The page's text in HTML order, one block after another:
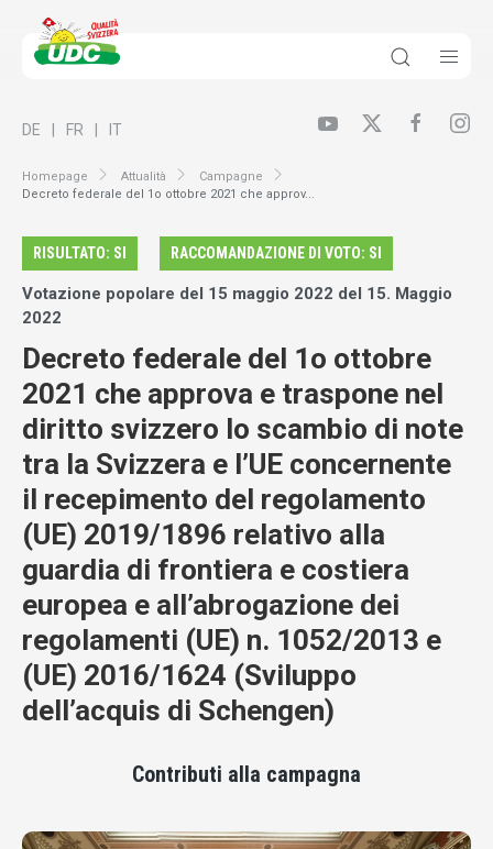
Homepage Attualità
Campagne
Decreto federale del 1o ottobre 2021 che approv...
DE FR IT
RISULTATO: SI RACCOMANDAZIONE DI VOTO: SI
Votazione popolare del 15 maggio 2022 del 15. Maggio
2022
Decreto federale del 1o ottobre
2021 che approva e traspone nel
diritto svizzero lo scambio di note
tra la Svizzera e l’UE concernente
il recepimento del regolamento
(UE) 2019/1896 relativo alla
guardia di frontiera e costiera
europea e all’abrogazione dei
regolamenti (UE) n. 1052/2013 e
(UE) 2016/1624 (Sviluppo
dell’acquis di Schengen)
Contributi alla campagna